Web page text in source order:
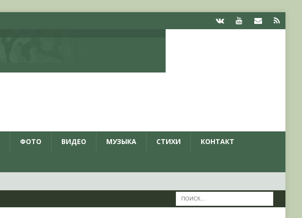
ФОТО ВИДЕО МУЗЫКА СТИХИ КОНТАКТ